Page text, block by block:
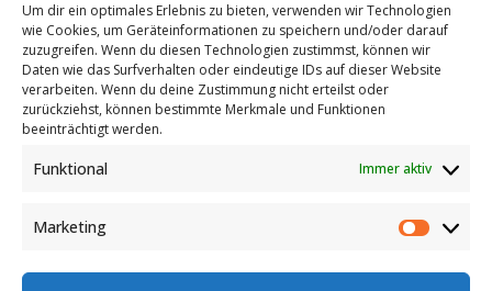
Um dir ein optimales Erlebnis zu bieten, verwenden wir Technologien
wie Cookies, um Geräteinformationen zu speichern und/oder darauf
zuzugreifen. Wenn du diesen Technologien zustimmst, können wir
Daten wie das Surfverhalten oder eindeutige IDs auf dieser Website
verarbeiten. Wenn du deine Zustimmung nicht erteilst oder
zurückziehst, können bestimmte Merkmale und Funktionen
beeinträchtigt werden.
Funktional Immer aktiv
Marketing
Achterzug| Designed by: